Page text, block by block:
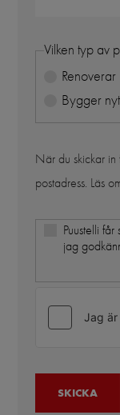
Vilken typ av
Renoverar
Bygger
När du skickar in
postadress. Läs
Puustelli
jag